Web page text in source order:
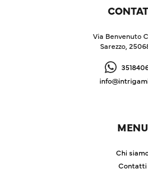
Via Benvenuto
Sarezzo,
MENU
Chi
Contatti